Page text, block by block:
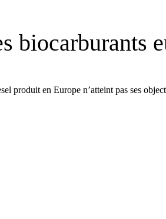
biocarburants
produit en Europe n’atteint pas ses